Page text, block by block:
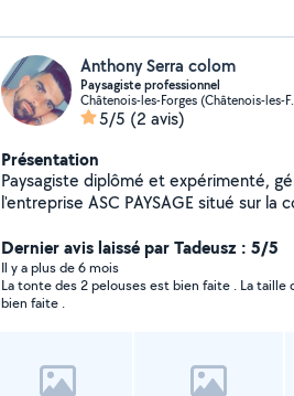
Anthony Serra colom
Paysagiste professionnel
5/5 (2 avis)
Présentation
Paysagiste diplômé et expérimenté,
l'entreprise ASC PAYSAGE situé sur la
de vos espaces verts avec crédit
de 50%, ainsi que pour vos petites
paysagères.
Dernier avis laissé par Tadeusz : 5/5
Il y a plus de 6 mois
La tonte des 2 pelouses est bien faite . La taille
bien faite .